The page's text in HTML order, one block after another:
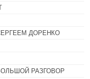
ДОРЕНКО
РАЗГОВОР